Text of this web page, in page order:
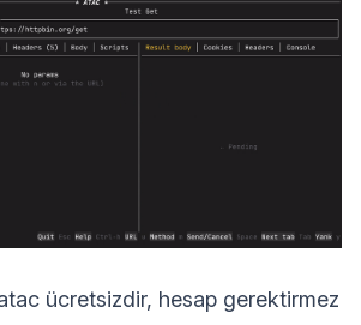
ücretsizdir, hesap gerektirmez